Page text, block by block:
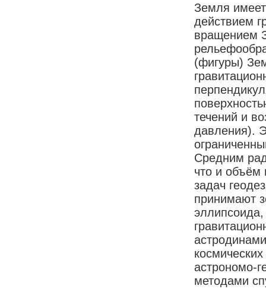
Земля
действием
вращением
(фигуры)
течений и
давления).
Средним
что и объём
задач
принимают
астрономо-
методами